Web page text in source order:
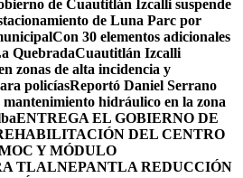
de Cuautitlán Izcalli suspende
de Luna Parc por
Con 30 elementos adicionales
QuebradaCuautitlán Izcalli
zonas de alta incidencia y
policíasReportó Daniel Serrano
hidráulico en la zona
ENTREGA EL GOBIERNO DE
DEL CENTRO
Y MÓDULO
TLALNEPANTLA REDUCCIÓN